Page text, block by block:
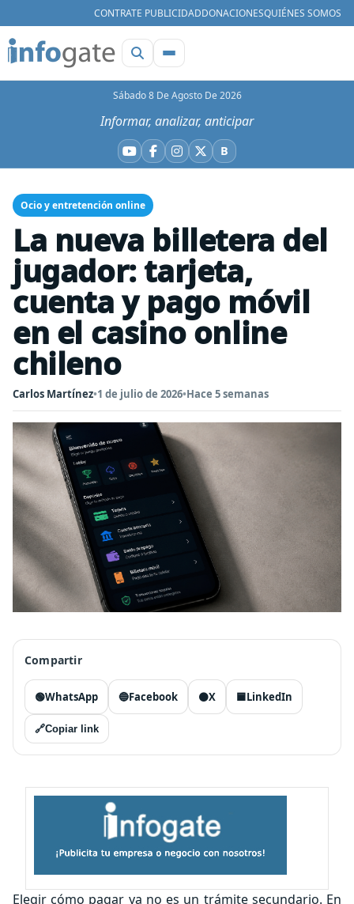
CONTRATE PUBLICIDADDONACIONESQUIÉNES SOMOS
Sábado 8 De Agosto De 2026
Informar, analizar, anticipar
YouTube
Facebook
Instagram
X BBluesky
Ocio y entretención online
La nueva billetera del
jugador: tarjeta,
cuenta y pago móvil
en el casino online
chileno
Carlos Martínez•1 de julio de 2026•Hace 5 semanas
Compartir
🟢WhatsApp 🔵Facebook ⚫X 🟦LinkedIn
🔗Copiar link
Elegir cómo pagar ya no es un trámite secundario. En